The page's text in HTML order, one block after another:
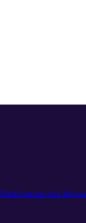
Plattformstatus und